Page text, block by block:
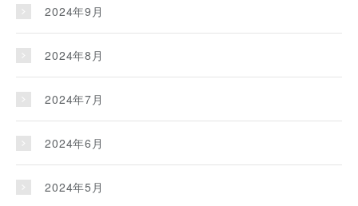
2024年9月
2024年8月
2024年7月
2024年6月
2024年5月